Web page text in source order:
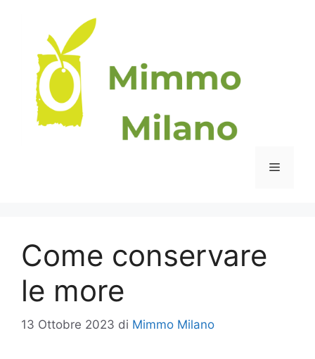
contenuto
Menu
Come conservare
le more
13 Ottobre 2023 di Mimmo Milano